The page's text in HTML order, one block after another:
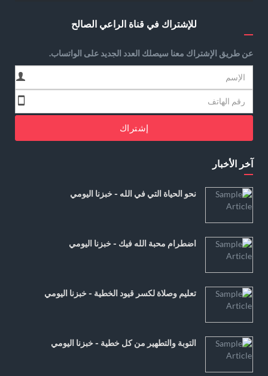
للإشتراك في قناة الراعي الصالح
عن طريق الإشتراك معنا سيصلك العدد الجديد على الواتساب.
إشتراك
آخر الأخبار
نحو الحياة التي في الله - خبزنا اليومي
اضطرام محبة الله فيك - خبزنا اليومي
تعليم وصلاة لكسر قيود الخطية - خبزنا اليومي
التوبة والتطهير من كل خطية - خبزنا اليومي